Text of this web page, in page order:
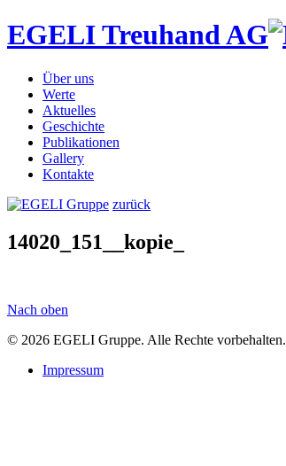
EGELI Treuhand AG
Über uns
Werte
Aktuelles
Geschichte
Publikationen
Gallery
Kontakte
zurück
14020_151__kopie_
Nach oben
© 2026 EGELI Gruppe. Alle Rechte vorbehalten.
Impressum